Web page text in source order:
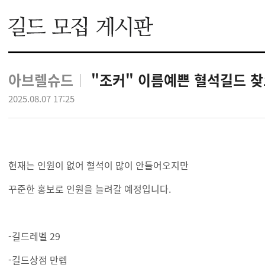
아브렐슈드 "조커" 이름예쁜 혈석길드
2025.08.07 17:25
현재는 인원이 없어 혈석이 많이 안들어오지만
꾸준한 홍보로 인원을 늘려갈 예정입니다.
-길드레벨 29
-길드상점 만렙